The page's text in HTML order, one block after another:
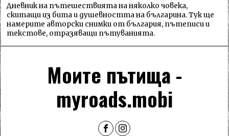
Дневник на пътешествията на няколко човека,
скитащи из бита и душевността на българина. Тук ще
намерите авторски снимки от българия, пътеписи и
текстове, отразяващи пътуванията.
Моите пътища -
myroads.mobi